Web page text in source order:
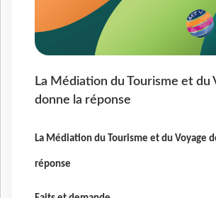
La Médiation du Tourisme et du
donne la réponse
La Médiation du Tourisme et du Voyage
réponse